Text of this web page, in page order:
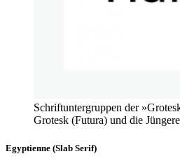
Schriftuntergruppen der
Grotesk (Futura) und die
Egyptienne (Slab Serif)